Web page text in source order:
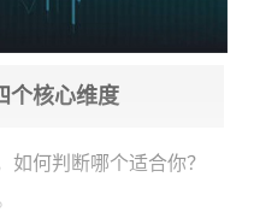
个核心维度
如何判断哪个适合你？